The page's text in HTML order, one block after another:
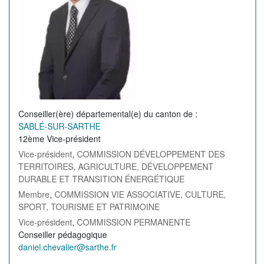
Conseiller(ère) départemental(e) du canton de
SABLÉ-SUR-SARTHE
12ème Vice-président
Vice-président, COMMISSION DÉVELOPPEMENT DES
TERRITOIRES, AGRICULTURE, DÉVELOPPEMENT
DURABLE ET TRANSITION ÉNERGÉTIQUE
Membre, COMMISSION VIE ASSOCIATIVE, CULTURE,
SPORT, TOURISME ET PATRIMOINE
Vice-président, COMMISSION PERMANENTE
Profession
de
Conseiller pédagogique
Courriel
daniel.chevalier@sarthe.fr